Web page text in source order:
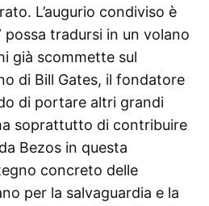
L’augurio condiviso è
possa tradursi in un volano
già scommette sul
di Bill Gates, il fondatore
di portare altri grandi
soprattutto di contribuire
Bezos in questa
concreto delle
per la salvaguardia e la